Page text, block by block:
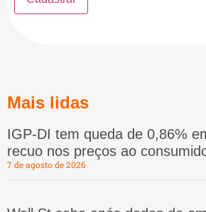
Mais lidas
IGP-DI tem queda de 0,86%
recuo nos preços ao
7 de agosto de 2026